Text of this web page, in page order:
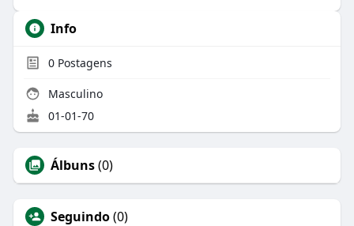
Info
0Postagens
Masculino
01-01-70
Álbuns(0)
Seguindo(0)